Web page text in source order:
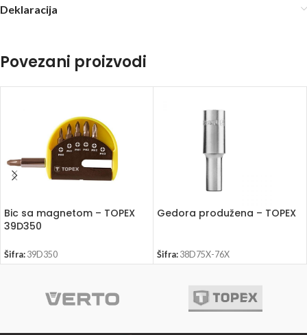
Deklaracija
Povezani proizvodi
Bic sa magnetom – TOPEX
39D350
Šifra: 39D350
Gedora produžena – TOPEX
Šifra: 38D75X-76X